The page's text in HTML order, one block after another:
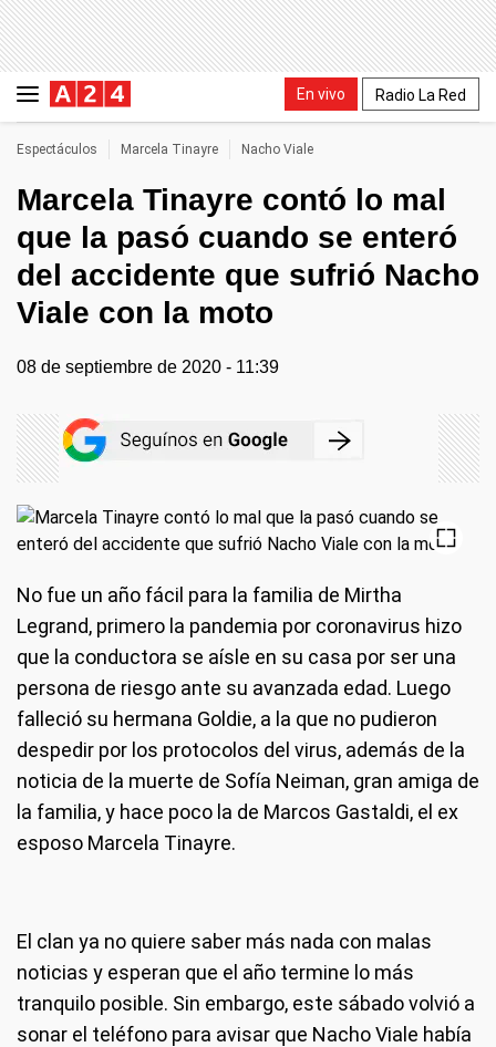
En vivo Radio La Red
Espectáculos Marcela Tinayre Nacho Viale
Marcela Tinayre contó lo mal
que la pasó cuando se enteró
del accidente que sufrió Nacho
Viale con la moto
08 de septiembre de 2020 - 11:39
No fue un año fácil para la familia de Mirtha
Legrand, primero la pandemia por coronavirus hizo
que la conductora se aísle en su casa por ser una
persona de riesgo ante su avanzada edad. Luego
falleció su hermana Goldie, a la que no pudieron
despedir por los protocolos del virus, además de la
noticia de la muerte de Sofía Neiman, gran amiga de
la familia, y hace poco la de Marcos Gastaldi, el ex
esposo Marcela Tinayre.
El clan ya no quiere saber más nada con malas
noticias y esperan que el año termine lo más
tranquilo posible. Sin embargo, este sábado volvió a
sonar el teléfono para avisar que Nacho Viale había